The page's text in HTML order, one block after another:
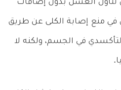
العسل بدون إضافات
منع إصابة الكلى عن طريق
في الجسم، ولكنه لا